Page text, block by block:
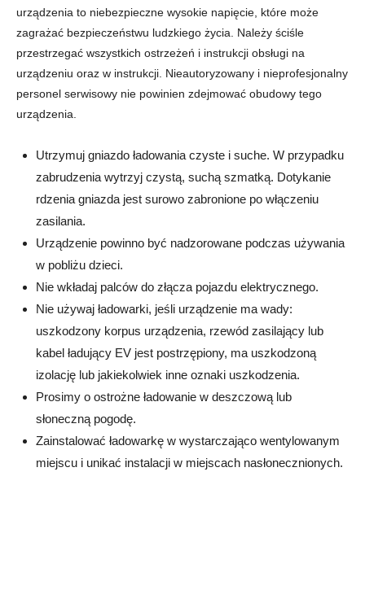
urządzenia to niebezpieczne wysokie napięcie, które może
zagrażać bezpieczeństwu ludzkiego życia. Należy ściśle
przestrzegać wszystkich ostrzeżeń i instrukcji obsługi na
urządzeniu oraz w instrukcji. Nieautoryzowany i nieprofesjonalny
personel serwisowy nie powinien zdejmować obudowy tego
urządzenia.
Utrzymuj gniazdo ładowania czyste i suche. W przypadku
zabrudzenia wytrzyj czystą, suchą szmatką. Dotykanie
rdzenia gniazda jest surowo zabronione po włączeniu
zasilania.
Urządzenie powinno być nadzorowane podczas używania
w pobliżu dzieci.
Nie wkładaj palców do złącza pojazdu elektrycznego.
Nie używaj ładowarki, jeśli urządzenie ma wady:
uszkodzony korpus urządzenia, rzewód zasilający lub
kabel ładujący EV jest postrzępiony, ma uszkodzoną
izolację lub jakiekolwiek inne oznaki uszkodzenia.
Prosimy o ostrożne ładowanie w deszczową lub
słoneczną pogodę.
Zainstalować ładowarkę w wystarczająco wentylowanym
miejscu i unikać instalacji w miejscach nasłonecznionych.